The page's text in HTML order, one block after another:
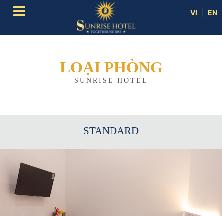
VI EN
LOẠI PHÒNG
SUNRISE HOTEL
STANDARD